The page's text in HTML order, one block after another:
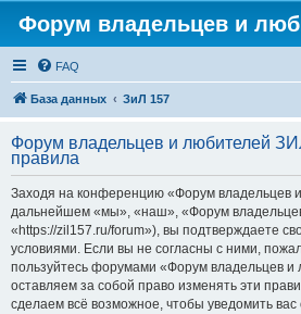
Форум владельцев и
FAQ
База данных ЗиЛ 157
Форум владельцев и любителей
правила
Заходя на конференцию «Форум владельцев
дальнейшем «мы», «наш», «Форум
«https://zil157.ru/forum»), вы подтверждаете
условиями. Если вы не согласны с ними,
пользуйтесь форумами «Форум владельцев
оставляем за собой право изменять эти
сделаем всё возможное, чтобы уведомить